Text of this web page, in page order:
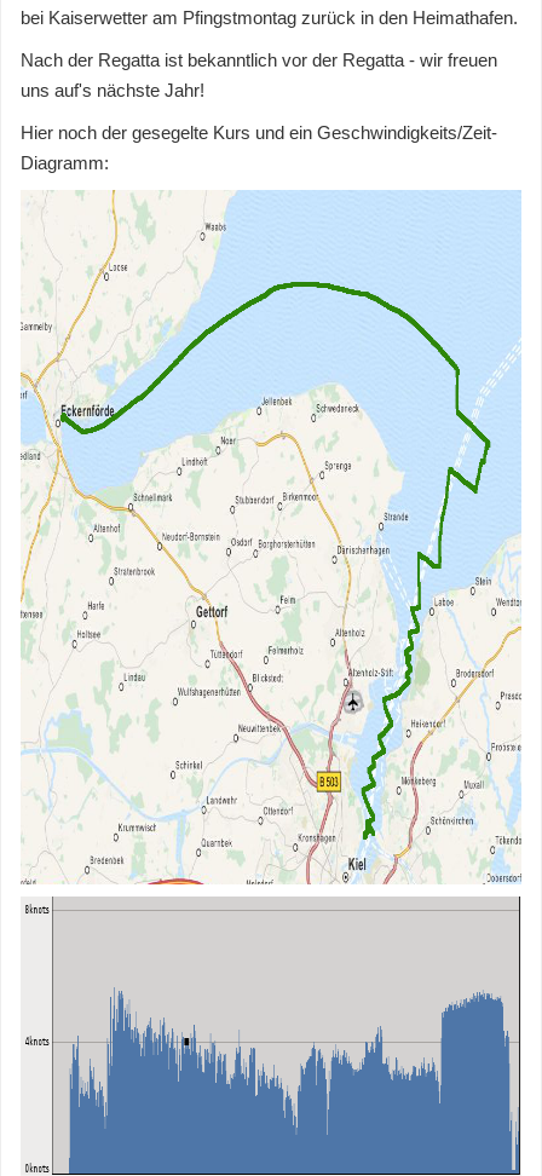
bei Kaiserwetter am Pfingstmontag zurück in den Heimathafen.
Nach der Regatta ist bekanntlich vor der Regatta - wir freuen
uns auf's nächste Jahr!
Hier noch der gesegelte Kurs und ein Geschwindigkeits/Zeit-
Diagramm: